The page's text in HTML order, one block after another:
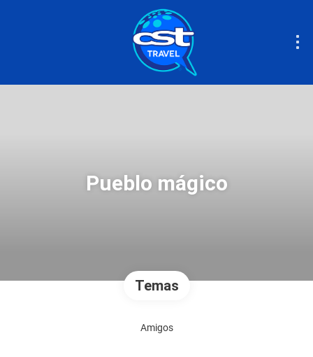
Pueblo mágico
Temas
Amigos